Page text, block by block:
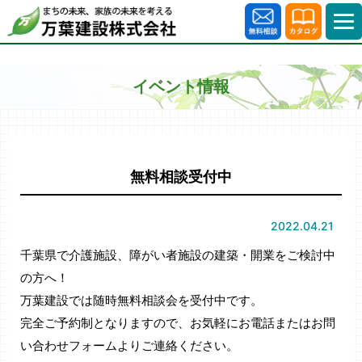
イベント情報
無料相談受付中
2022.04.21
千葉県で介護施設、障がい者施設の建築・開業をご検討中
の方へ！
万葉建設では随時無料相談会を受付中です。
完全ご予約制となりますので、お気軽にお電話またはお問
い合わせフォームよりご連絡ください。